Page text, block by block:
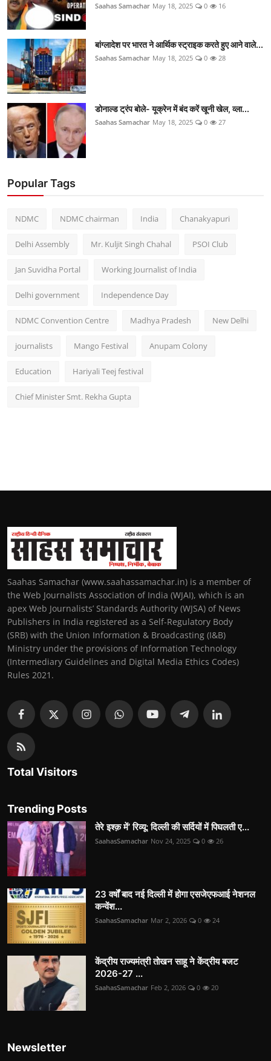
Saahas Samachar May 18, 2025 0 16
बांग्लादेश पर भारत ने आर्थिक स्ट्राइक करते हुए आने वाले...
Saahas Samachar May 18, 2025 0 28
डोनाल्ड ट्रंप बोले- यूक्रेन में बंद करें खूनी खेल, व्ला...
Saahas Samachar May 18, 2025 0 27
Popular Tags
NDMC NDMC chairman India Chanakyapuri
Delhi Assembly Mr. Kuljit Singh Chahal PSOI Club
Jan Suvidha Portal Working Journalist of India
Delhi government Independence Day
NDMC Convention Centre Madhya Pradesh New Delhi
journalists Mango Festival Anupam Colony
Education Hariyali Teej festival
Chief Minister Smt. Rekha Gupta
Saahas Samachar (www.saahassamachar.in) is a member of
the Web Journalists Association of India (WJAI), which is an
apex Web Journalists’ Standards Authority (WJSA) of News
Publishers in India registered as a Self-Regulatory Body
(SRB) with the Union Information & Broadcasting (I&B)
Ministry under the provisions of Information Technology
(Intermediary Guidelines and Digital Media Ethics Codes)
Rules 2021.
Total Visitors
Trending Posts
तेरे इश्क़ में’ रिव्यू: दिल्ली की सर्दियों में पिघलती ए...
SaahasSamachar Nov 24, 2025 0 26
23 वर्षों बाद नई दिल्ली में होगा एसजेएफआई नेशनल
कन्वेंश...
SaahasSamachar Mar 2, 2026 0 24
केंद्रीय राज्यमंत्री तोखन साहू ने केंद्रीय बजट
2026-27 ...
SaahasSamachar Feb 2, 2026 0 20
Newsletter